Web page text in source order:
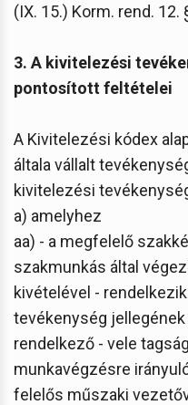
(IX. 15.) Korm. rend. 12.
3. A kivitelezési
pontosított feltételei
A Kivitelezési kódex
általa vállalt
kivitelezési
a) amelyhez
aa) - a megfelelő
szakmunkás által
kivételével -
tevékenység
rendelkező - vele
munkavégzésre
felelős műszaki